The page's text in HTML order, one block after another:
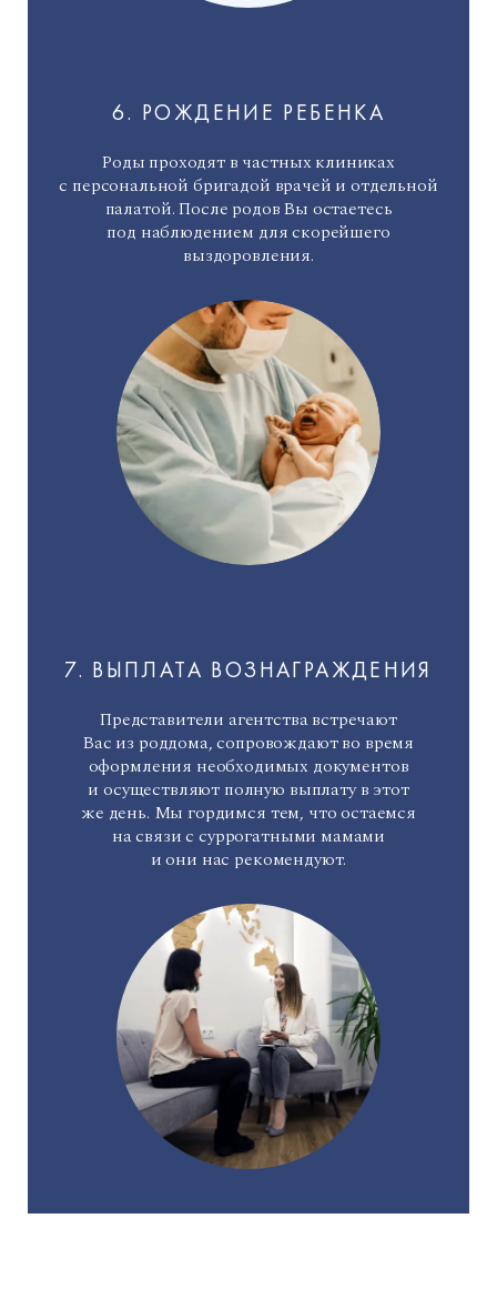
6. РОЖДЕНИЕ РЕБЕНКА
Роды проходят в частных клиниках
с персональной бригадой врачей и отдельной
палатой. После родов Вы остаетесь
под наблюдением для скорейшего
выздоровления.
7. ВЫПЛАТА ВОЗНАГРАЖДЕНИЯ
Представители агентства встречают
Вас из роддома, сопровождают во время
оформления необходимых документов
и осуществляют полную выплату в этот
же день. Мы гордимся тем, что остаемся
на связи с суррогатными мамами
и они нас рекомендуют.